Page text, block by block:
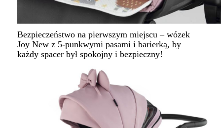
Bezpieczeństwo na pierwszym miejscu – wózek
Joy New z 5-punkwymi pasami i barierką, by
każdy spacer był spokojny i bezpieczny!